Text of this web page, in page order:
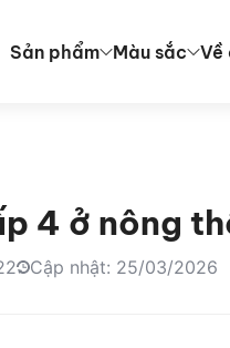
Sản phẩm Màu sắc Về
4 ở nông
Cập nhật: 25/03/2026